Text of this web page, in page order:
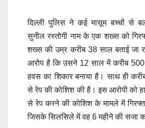
दिल्ली पुलिस ने कई मासूम बच्चों से
सुनील रस्तोगी नाम के एक शख्स को
शख्स की उम्र करीब 38 साल बताई जा
आरोप है कि उसने 12 साल में करीब 500
हवस का शिकार बनाया है। साथ ही
से रेप की कोशिश की है। इस आरोपी को
से रेप करने की कोशिश के मामले में
जिसके सिलसिले में वह 6 महीने की सजा